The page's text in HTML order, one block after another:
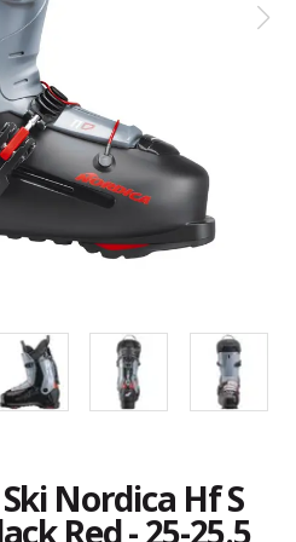
Nordica Hf S
Red - 25-25.5